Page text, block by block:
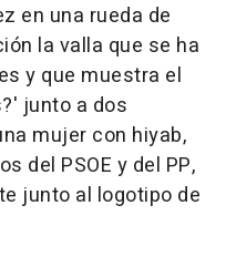
en una rueda de
la valla que se ha
y que muestra el
junto a dos
mujer con hiyab,
del PSOE y del PP,
junto al logotipo de